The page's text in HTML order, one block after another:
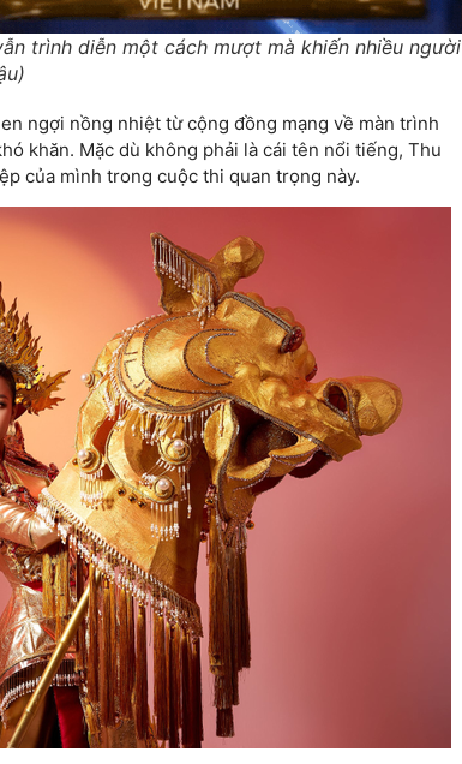
trình diễn một cách mượt mà khiến nhiều người
ngợi nồng nhiệt từ cộng đồng mạng về màn trình
khăn. Mặc dù không phải là cái tên nổi tiếng, Thu
của mình trong cuộc thi quan trọng này.